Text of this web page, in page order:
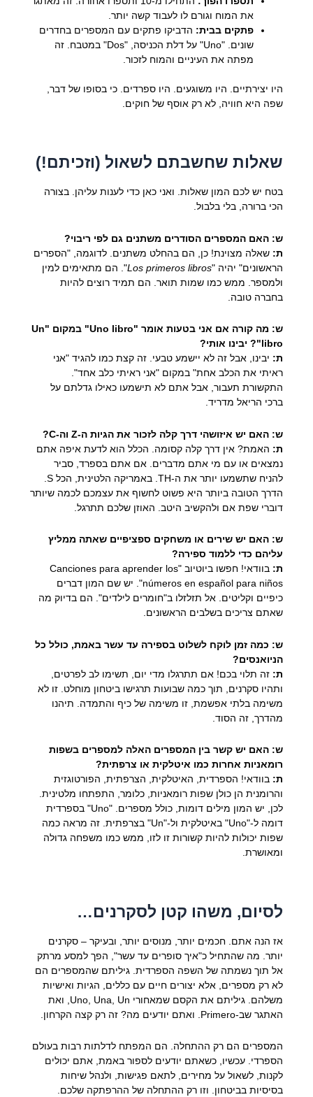
את המוח וגורם לו לעבוד קשה יותר.
פתקים בבית: הדביקו פתקים עם המספרים בחדרים
שונים. "Uno" על דלת הכניסה, "Dos" במטבח. זה
מפתה את העיניים והמוח לזכור.
היו יצירתיים. היו משוגעים. היו ספרדים. כי בסופו של דבר,
שפה היא חוויה, לא רק אוסף של חוקים.
שאלות שחשבתם לשאול (וזכיתם!)
בטח יש לכם המון שאלות. ואני כאן כדי לענות עליהן. בצורה
הכי ברורה, בלי בלבול.
ש: האם המספרים הסודרים משתנים גם לפי ריבוי?
ת: שאלה מצוינת! כן, הם בהחלט משתנים. לדוגמה, "הספרים
הראשונים" יהיה "Los primeros libros". הם מתאימים למין
ולמספר. ממש כמו שמות תואר. הם תמיד רוצים להיות
בחברה טובה.
ש: מה קורה אם אני בטעות אומר "Uno libro" במקום "Un
libro"? יבינו אותי?
ת: יבינו, אבל זה לא יישמע טבעי. זה קצת כמו להגיד "אני
ראיתי את הכלב אחת" במקום "אני ראיתי כלב אחד".
התקשורת תעבור, אבל אתם לא תישמעו כאילו גדלתם על
ברכי הריאל מדריד.
ש: האם יש איזושהי דרך קלה לזכור את הגיות ה-Z וה-C?
ת: האמת? אין דרך קלה קסומה. הכלל הוא לדעת איפה אתם
נמצאים או עם מי אתם מדברים. אם אתם בספרד, סביר
להניח שתשמעו יותר את ה-TH. באמריקה הלטינית, הכל S.
הדרך הטובה ביותר היא פשוט לחשוף את עצמכם לכמה שיותר
דוברי שפת אם ולהקשיב היטב. האוזן שלכם תתרגל.
ש: האם יש שירים או משחקים ספציפיים שאתה ממליץ
עליהם כדי ללמוד ספירה?
ת:
בוודאי! חפשו ביוטיוב "Canciones para aprender los
números en español para niños". יש שם המון דברים
כיפיים וקליטים. אל תזלזלו ב"חומרים לילדים". הם בדיוק מה
שאתם צריכים בשלבים הראשונים.
ש: כמה זמן לוקח לשלוט בספירה עד עשר באמת, כולל כל
הניואנסים?
ת: זה תלוי בכם! אם תתרגלו מדי יום, תשימו לב לפרטים,
ותהיו סקרנים, תוך כמה שבועות תרגישו ביטחון מוחלט. זו לא
משימה בלתי אפשמת, זו משימה של כיף והתמדה. תיהנו
מהדרך, זה הסוד.
ש: האם יש קשר בין המספרים האלה למספרים בשפות
רומאניות אחרות כמו איטלקית או צרפתית?
ת: בוודאי! הספרדית, האיטלקית, הצרפתית, הפורטוגזית
והרומנית הן כולן שפות רומאניות, כלומר, התפתחו מלטינית.
לכן, יש המון מילים דומות, כולל מספרים. "Uno" בספרדית
דומה ל-"Uno" באיטלקית ול-"Un" בצרפתית. זה מראה כמה
שפות יכולות להיות קשורות זו לזו, ממש כמו משפחה גדולה
ומאושרת.
לסיום, משהו קטן לסקרנים…
אז הנה אתם. חכמים יותר, מנוסים יותר, ובעיקר – סקרנים
יותר. מה שהתחיל כ"איך סופרים עד עשר", הפך למסע מרתק
אל תוך נשמתה של השפה הספרדית. גיליתם שהמספרים הם
לא רק מספרים, אלא יצורים חיים עם כללים, הגיות ואישיות
משלהם. גיליתם את הקסם שמאחורי Uno, Una, Un, ואת
האתגר שב-Primero. ואתם יודעים מה? זה רק קצה הקרחון.
המספרים הם רק ההתחלה. הם המפתח לדלתות רבות בעולם
הספרדי. עכשיו, כשאתם יודעים לספור באמת, אתם יכולים
לקנות, לשאול על מחירים, לתאם פגישות, ולנהל שיחות
בסיסיות בביטחון. וזו רק ההתחלה של ההרפתקה שלכם.